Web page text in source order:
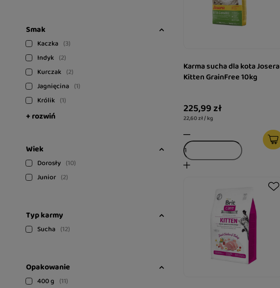
Smak
Kaczka
3
Indyk
2
Kurczak
2
Jagnięcina
1
Królik
1
+ rozwiń
Wiek
Dorosły
10
Junior
2
Typ karmy
Sucha 12
Opakowanie
400 g
11
Karma sucha dla kota Josera
Kitten GrainFree 10kg
225,99 zł
22,60 zł / kg